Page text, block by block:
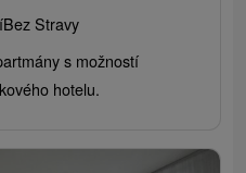
Bez Stravy
s možností
hotelu.